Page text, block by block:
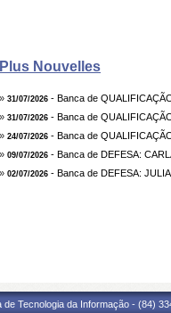
Plus Nouvelles
» 31/07/2026 - Banca de
» 31/07/2026 - Banca de
» 24/07/2026 - Banca de
» 09/07/2026 - Banca de DEFESA:
» 02/07/2026 - Banca de DEFESA:
de Tecnologia da Informação - (84)